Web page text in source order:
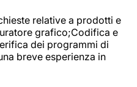
relative a prodotti e
grafico;Codifica e
dei programmi di
breve esperienza in